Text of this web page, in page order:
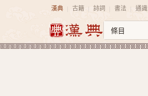
漢典 古籍 詩詞 書法 通識